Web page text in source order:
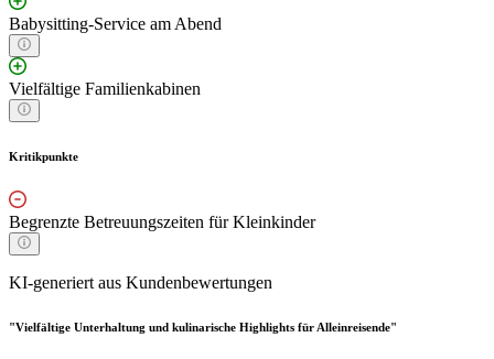
Babysitting-Service am Abend
Vielfältige Familienkabinen
Kritikpunkte
Begrenzte Betreuungszeiten für Kleinkinder
KI-generiert aus Kundenbewertungen
"Vielfältige Unterhaltung und kulinarische Highlights für Alleinreisende"